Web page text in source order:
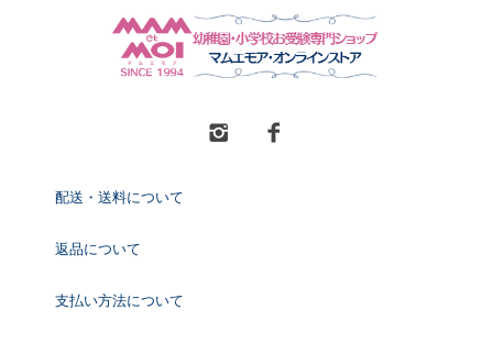
配送・送料について
返品について
支払い方法について